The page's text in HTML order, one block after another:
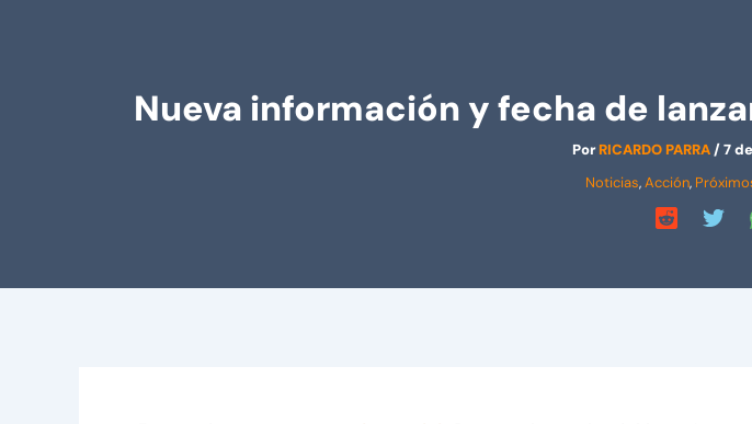
Nueva información y fecha de
PorRICARDO PARRA/7
Noticias,Acción,